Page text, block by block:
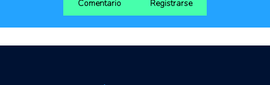
Comentario Registrarse